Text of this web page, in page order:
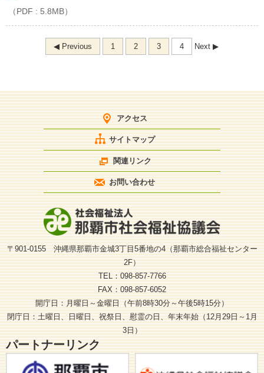
（PDF : 5.8MB）
◀ Previous 1 2 3 4 Next ▶
アクセス
サイトマップ
関連リンク
お問い合わせ
〒901-0155 沖縄県那覇市金城3丁目5番地の4（那覇市総合福祉センター
2F）
TEL：098-857-7766
FAX：098-857-6052
開庁日：月曜日～金曜日（午前8時30分～午後5時15分）
閉庁日：土曜日、日曜日、祝祭日、慰霊の日、年末年始（12月29日～1月
3日）
パートナーリンク